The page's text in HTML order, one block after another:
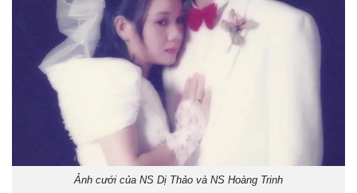
Ảnh cưới của NS Dị Thảo và NS Hoàng Trinh